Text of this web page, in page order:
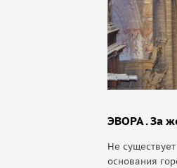
в окружении могучих
Однако
с белыми пятнами
на
на страже над
из шеколадных
Цены указаны для
ЭВОРА . За
Не
основания